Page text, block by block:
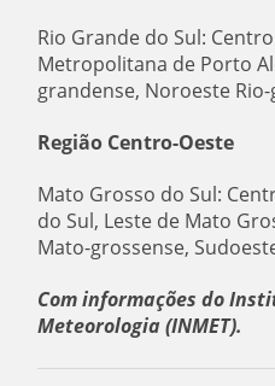
Rio Grande do Sul:
Metropolitana de Porto
grandense, Noroeste
Região Centro-Oeste
Mato Grosso do Sul:
do Sul, Leste de Mato
Mato-grossense,
Com informações do
Meteorologia (INMET).